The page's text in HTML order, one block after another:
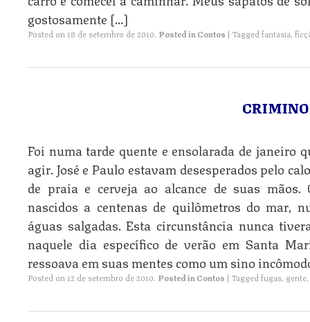
gostosamente […]
Posted on 18 de setembro de 2010. Posted in Contos | Tagged fantasia,
Foi numa tarde quente e ensolarada de janeiro
agir. José e Paulo estavam desesperados pelo
de praia e cerveja ao alcance de suas
nascidos a centenas de quilômetros do mar,
águas salgadas. Esta circunstância nunca
naquele dia específico de verão em Santa
ressoava em suas mentes como um sino
Posted on 12 de setembro de 2010. Posted inContos | Taggedfugas, gente,